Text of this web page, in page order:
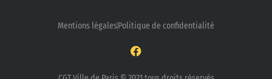
Mentions légalesPolitique de confidentialité